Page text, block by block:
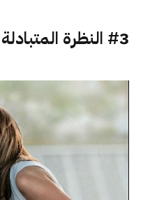
#3 النظرة المتبادلة علامة حب